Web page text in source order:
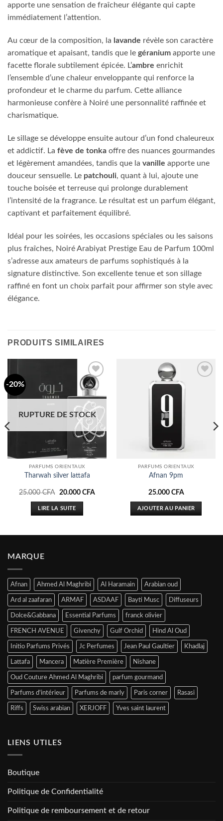
apporte une sensation de fraîcheur élégante qui capte
immédiatement l’attention.
Au cœur de la composition, la lavande révèle son caractère
aromatique et apaisant, tandis que le géranium apporte une
facette florale subtilement épicée. L’ambre enrichit
l’ensemble d’une chaleur enveloppante qui renforce la
profondeur et le charme du parfum. Cette alliance
harmonieuse confère à Noiré une personnalité raffinée et
charismatique.
Le sillage se développe ensuite autour d’un fond chaleureux
et addictif. La fève de tonka offre des nuances gourmandes
et légèrement amandées, tandis que la vanille apporte une
douceur sensuelle. Le patchouli, quant à lui, ajoute une
touche boisée et terreuse qui prolonge durablement
l’intensité de la fragrance. Le résultat est un parfum élégant,
captivant et parfaitement équilibré.
Idéal pour les soirées, les occasions spéciales ou les saisons
plus fraîches, Noiré Arabiyat Prestige Eau de Parfum 100ml
s’adresse aux amateurs de parfums sophistiqués à la
signature distinctive. Son excellente tenue et son sillage
raffiné en font un choix parfait pour affirmer son style avec
élégance.
PRODUITS SIMILAIRES
-20%
Ajouter
à la liste
d’envies
RUPTURE DE STOCK
PARFUMS ORIENTAUX
Tharwah silver lattafa
25.000CFA
Le
initial
était :
20.000 CFALe
LIRE LA SUITE
PARFUMS ORIENTAUX
Afnan 9pm
25.000 CFA
AJOUTER AU PANIER
MARQUE
Afnan Ahmed Al Maghribi Al Haramain Arabian oud
Ard al zaafaran ARMAF ASDAAF Bayti Musc Diffuseurs
Dolce&Gabbana Essential Parfums franck olivier
FRENCH AVENUE Givenchy Gulf Orchid Hind Al Oud
Initio Parfums Privés Jc Perfumes Jean Paul Gaultier Khadlaj
Lattafa Mancera Matière Première Nishane
Oud Couture Ahmed Al Maghribi parfum gourmand
Parfums d'intérieur Parfums de marly Paris corner Rasasi
Riffs Swiss arabian XERJOFF Yves saint laurent
LIENS UTILES
Boutique
Politique de Confidentialité
Politique de remboursement et de retour